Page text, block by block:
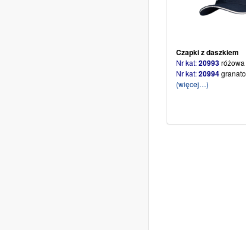
Czapki z daszkiem
Nr kat:20993
Nr kat:20994
(więcej…)